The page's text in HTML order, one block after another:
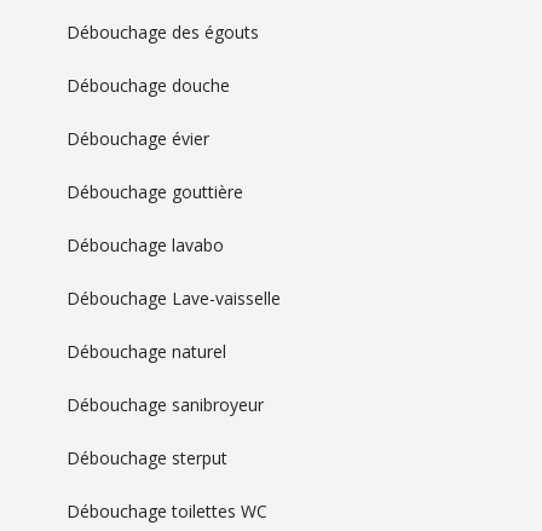
Débouchage des égouts
Débouchage douche
Débouchage évier
Débouchage gouttière
Débouchage lavabo
Débouchage Lave-vaisselle
Débouchage naturel
Débouchage sanibroyeur
Débouchage sterput
Débouchage toilettes WC